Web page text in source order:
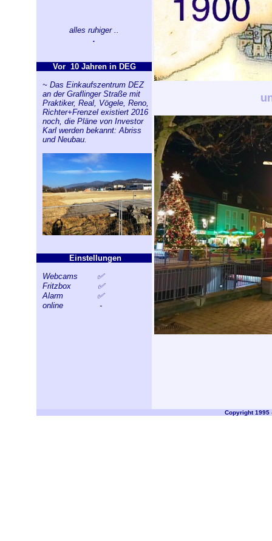
alles ruhiger ..
.
Vor 10 Jahren in DEG
~ Das Einkaufszentrum DEZ
an der Graflinger Straße mit
Praktiker, Real, Vögele, Reno,
Richter+Frenzel existiert 2016
noch, die Pläne von Investor
Karl werden bekannt: Abriss
und Neubau.
Einstellungen
Webcams ✅
Fritzbox ✅
Alarm ✅
online -
Copyright 1995